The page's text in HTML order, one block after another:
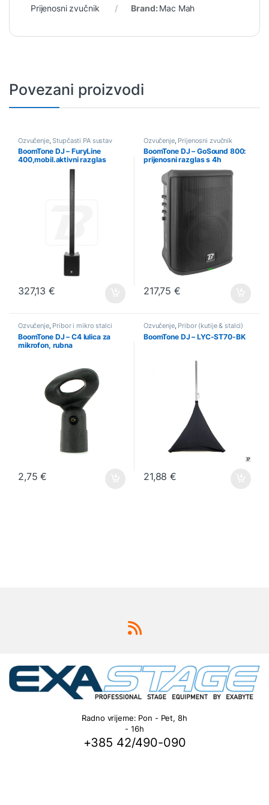
Prijenosni zvučnik
Brand:Mac Mah
Povezani proizvodi
Ozvučenje,Stupčasti PA sustav
BoomTone DJ – FuryLine
400,mobil.aktivni razglas
400W,BT/gitarski/torba
327,13€
Ozvučenje, Prijenosni zvučnik
BoomTone DJ – GoSound 800:
prijenosni razglas s 4h
baterijom
217,75€
Ozvučenje, Pribor i mikro stalci
BoomTone DJ – C4 lulica za
mikrofon, rubna
2,75€
Ozvučenje, Pribor (kutije & stalci)
BoomTone DJ – LYC-ST70-BK
21,88€
Radno vrijeme: Pon - Pet, 8h
- 16h
+385 42/490-090